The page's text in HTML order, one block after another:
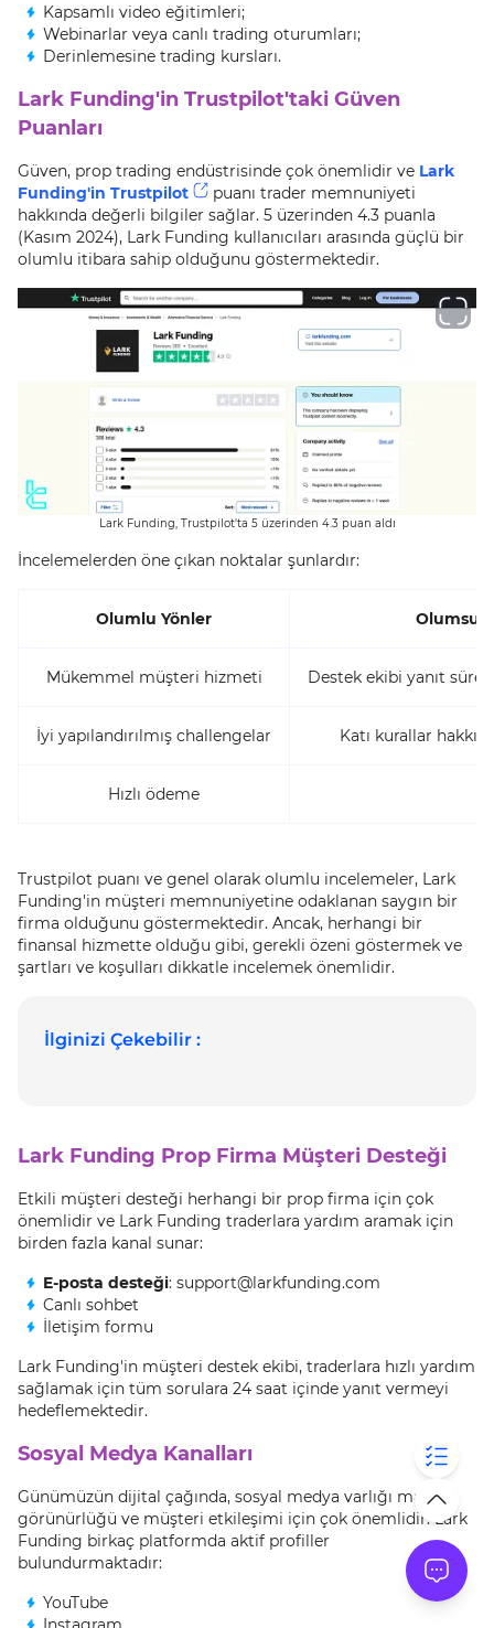
Kapsamlı video eğitimleri;
Webinarlar veya canlı trading oturumları;
Derinlemesine trading kursları.
Lark Funding'in Trustpilot'taki Güven
Puanları
Güven, prop trading endüstrisinde çok önemlidir ve Lark
Funding'in Trustpilot
puanı trader memnuniyeti
hakkında değerli bilgiler sağlar. 5 üzerinden 4.3 puanla
(Kasım 2024), Lark Funding kullanıcıları arasında güçlü bir
olumlu itibara sahip olduğunu göstermektedir.
Lark Funding, Trustpilot'ta 5 üzerinden 4.3 puan aldı
İncelemelerden öne çıkan noktalar şunlardır:
Olumlu Yönler Olumsuz
Mükemmel müşteri hizmeti Destek ekibi yanıt
İyi yapılandırılmış challengelar Katı kurallar
Hızlı ödeme
Trustpilot puanı ve genel olarak olumlu incelemeler, Lark
Funding'in müşteri memnuniyetine odaklanan saygın bir
firma olduğunu göstermektedir. Ancak, herhangi bir
finansal hizmette olduğu gibi, gerekli özeni göstermek ve
şartları ve koşulları dikkatle incelemek önemlidir.
İlginizi Çekebilir :
Lark Funding Prop Firma Müşteri Desteği
Etkili müşteri desteği herhangi bir prop firma için çok
önemlidir ve Lark Funding traderlara yardım aramak için
birden fazla kanal sunar:
E-posta desteği: support@larkfunding.com
Canlı sohbet
İletişim formu
Lark Funding'in müşteri destek ekibi, traderlara hızlı yardım
sağlamak için tüm sorulara 24 saat içinde yanıt vermeyi
hedeflemektedir.
Sosyal Medya Kanalları
Günümüzün dijital çağında, sosyal medya varlığı marka
görünürlüğü ve müşteri etkileşimi için çok önemlidir. Lark
Funding birkaç platformda aktif profiller
bulundurmaktadır:
YouTube